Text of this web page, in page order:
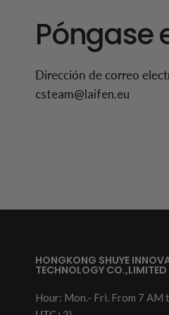
Póngase
Dirección de correo
csteam@laifen.eu
HONGKONG SHUYE
TECHNOLOGY CO.,LIMITED
Hour: Mon.- Fri. From 7 AM